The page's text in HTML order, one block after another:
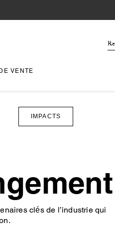
VENTE
IMPACTS
clés de l’industrie qui